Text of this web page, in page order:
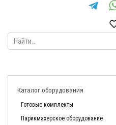
Search
for:
Каталог оборудования
Готовые комплекты
Парикмахерское оборудование